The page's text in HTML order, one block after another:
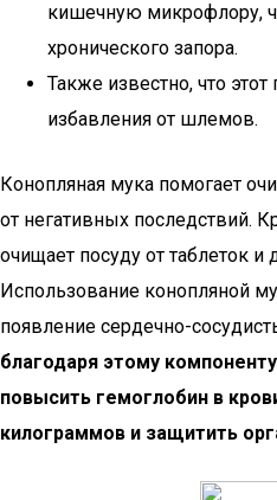
кишечную микрофлору,
хронического запора.
Также известно, что этот
избавления от шлемов.
Конопляная мука помогает
от негативных последствий.
очищает посуду от таблеток и
Использование конопляной
появление сердечно-
благодаря этому
повысить гемоглобин в
килограммов и защитить